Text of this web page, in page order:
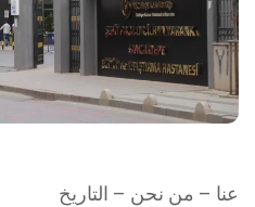
عنا – من نحن – التاريخ